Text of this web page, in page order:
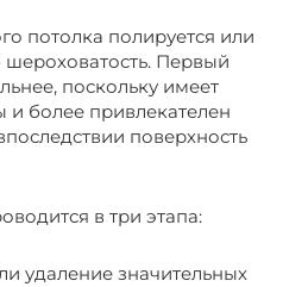
потолка полируется или
Первый
поскольку имеет
более привлекателен
поверхность
в три этапа:
удаление значительных